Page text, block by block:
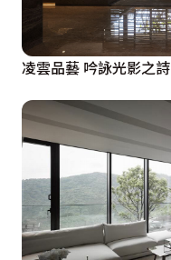
凌雲品藝 吟詠光影之詩